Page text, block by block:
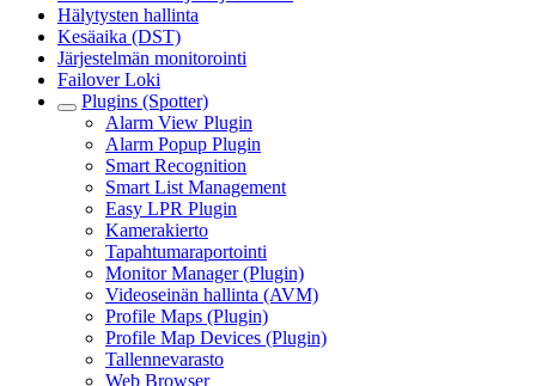
Hälytysten hallinta
Kesäaika (DST)
Järjestelmän monitorointi
Failover Loki
Plugins (Spotter)
Alarm View Plugin
Alarm Popup Plugin
Smart Recognition
Smart List Management
Easy LPR Plugin
Kamerakierto
Tapahtumaraportointi
Monitor Manager (Plugin)
Videoseinän hallinta (AVM)
Profile Maps (Plugin)
Profile Map Devices (Plugin)
Tallennevarasto
Web Browser